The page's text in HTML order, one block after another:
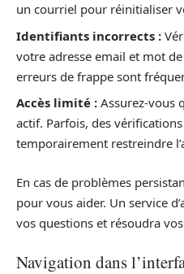
un courriel pour réinitialiser
Identifiants incorrects :
votre adresse email et mot
erreurs de frappe sont
Accès limité : Assurez-vous
actif. Parfois, des
temporairement restreindre
En cas de problèmes
pour vous aider. Un service
vos questions et résoudra
Navigation dans